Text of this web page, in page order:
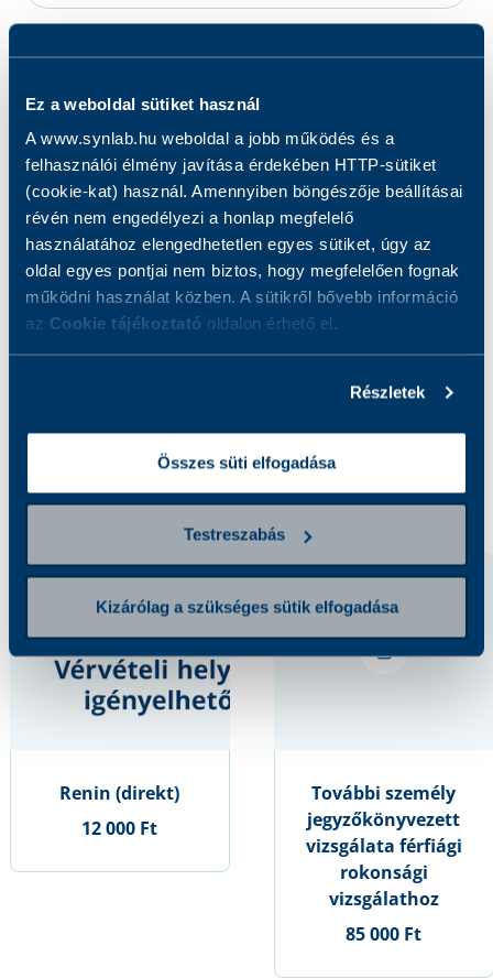
Ez a weboldal sütiket használ
A www.synlab.hu weboldal a jobb működés és a
felhasználói élmény javítása érdekében HTTP-sütiket
(cookie-kat) használ. Amennyiben böngészője beállításai
révén nem engedélyezi a honlap megfelelő
használatához elengedhetetlen egyes sütiket, úgy az
oldal egyes pontjai nem biztos, hogy megfelelően fognak
működni használat közben. A sütikről bővebb információ
az Cookie tájékoztató oldalon érhető el.
Részletek
Összes süti elfogadása
Testreszabás
Kizárólag a szükséges sütik elfogadása
Mit vizsgálunk?
A vizsgálat a mikrobák felismerésére szolgál. A
mikrobák mikroszkópos vizsgálata történhet a
vizsgálati anyagból közvetlenül, amikor a
vizsgálat célja annak eldöntése, hogy van-e
bármiféle mikróba a vizsgálati mintában, vagy
történhet a baktérium tenyészetből, melynek a
mikróba azonosításában van szerepe.
Kapcsolódó szolgáltatások
Renin (direkt)
12 000 Ft
További személy
jegyzőkönyvezett
vizsgálata férfiági
rokonsági
vizsgálathoz
85 000 Ft